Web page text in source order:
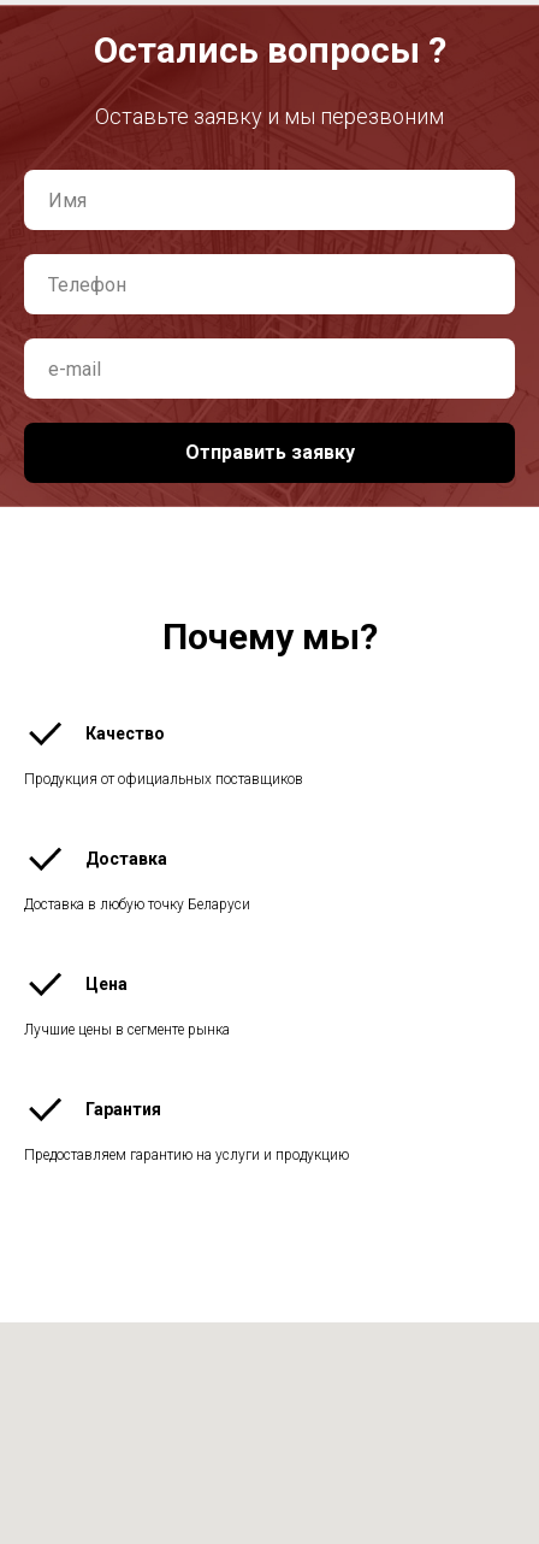
Остались вопросы ?
Оставьте заявку и мы перезвоним
Отправить заявку
Почему мы?
Качество
Продукция от официальных поставщиков
Доставка
Доставка в любую точку Беларуси
Цена
Лучшие цены в сегменте рынка
Гарантия
Предоставляем гарантию на услуги и продукцию